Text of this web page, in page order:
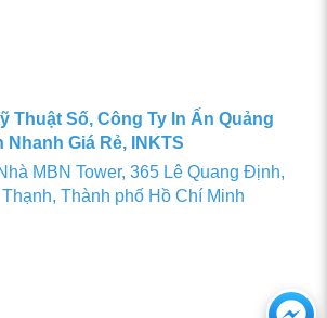
Thuật Số, Công Ty In Ấn Quảng
Nhanh Giá Rẻ, INKTS
MBN Tower, 365 Lê Quang Định,
Thành phố Hồ Chí Minh